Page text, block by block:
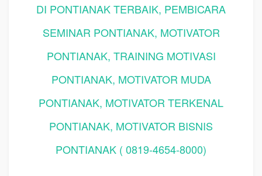
DI PONTIANAK TERBAIK, PEMBICARA
SEMINAR PONTIANAK, MOTIVATOR
PONTIANAK, TRAINING MOTIVASI
PONTIANAK, MOTIVATOR MUDA
PONTIANAK, MOTIVATOR TERKENAL
PONTIANAK, MOTIVATOR BISNIS
PONTIANAK ( 0819-4654-8000)